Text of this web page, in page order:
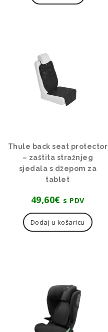
Thule back seat protector
– zaštita stražnjeg
sjedala s džepom za
tablet
49,60€ s PDV
Dodaj u košaricu